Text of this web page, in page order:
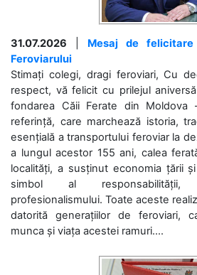
31.07.2026
Mesaj de
Feroviarului
Stimați colegi, dragi feroviari, Cu
respect, vă felicit cu prilejul
fondarea Căii Ferate din
referință, care marchează istoria,
esențială a transportului feroviar la
a lungul acestor 155 ani, calea
localități, a susținut economia țării
simbol al
profesionalismului. Toate aceste
datorită generațiilor de feroviari,
munca și viața acestei ramuri....